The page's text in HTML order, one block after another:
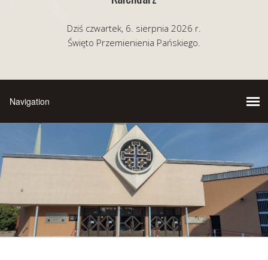
Dziś czwartek, 6. sierpnia 2026 r.
Święto Przemienienia Pańskiego.